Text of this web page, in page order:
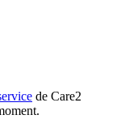
de Care2